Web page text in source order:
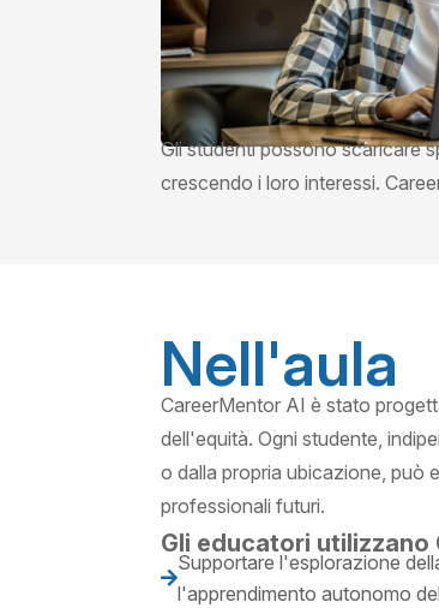
Gli studenti possono scaricare
crescendo i loro interessi.
Nell'aula
CareerMentor AI è stato
dell'equità. Ogni studente,
o dalla propria ubicazione, può
professionali futuri.
Gli educatori utilizzano

Supportare l'esplorazione
l'apprendimento autonomo